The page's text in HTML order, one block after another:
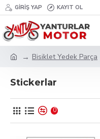
GIRIŞ YAP KAYIT OL
Bisiklet Yedek Parça
Stickerlar
0